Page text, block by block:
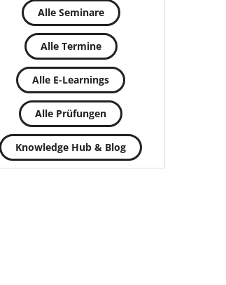
Alle Seminare
Alle Termine
Alle E-Learnings
Alle Prüfungen
Knowledge Hub & Blog